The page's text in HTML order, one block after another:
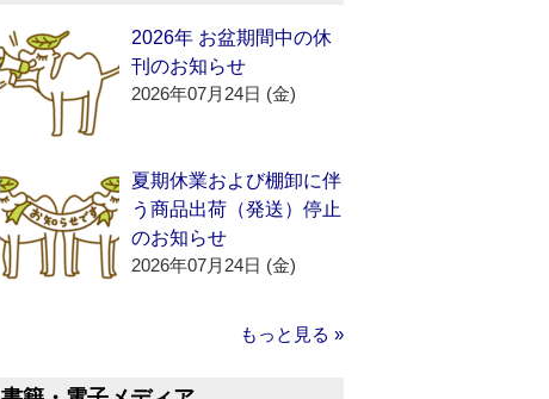
2026年 お盆期間中の休
刊のお知らせ
2026年07月24日 (金)
夏期休業および棚卸に伴
う商品出荷（発送）停止
のお知らせ
2026年07月24日 (金)
もっと見る »